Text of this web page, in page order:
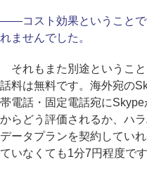
――コスト効果ということで
れませんでした。
それもまた別途というこ
話料は無料です。海外宛の
帯電話・固定電話宛に
からどう評価されるか、ハ
データプランを契約してい
ていなくても1分7円程度です